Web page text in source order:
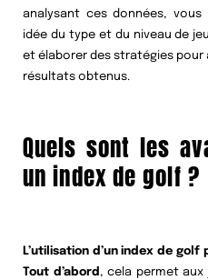
analysant ces données, vous
idée du type et du niveau de
et élaborer des stratégies pour
résultats obtenus.
Quels sont les
un index de golf ?
L’utilisation d’un index de
Tout d’abord , cela permet aux